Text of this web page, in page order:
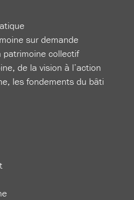
sur demande
patrimoine collectif
de la vision à l’action
les fondements du bâti